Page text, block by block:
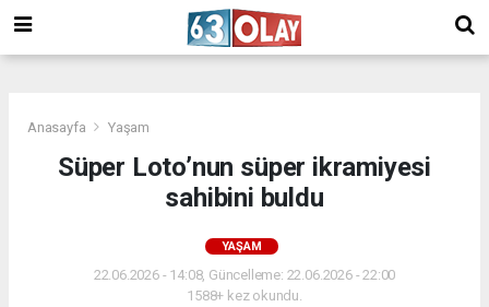
Anasayfa Yaşam
Süper Loto’nun süper ikramiyesi
sahibini buldu
YAŞAM
22.06.2026 - 14:08, Güncelleme: 22.06.2026 - 22:00
1588+ kez okundu.